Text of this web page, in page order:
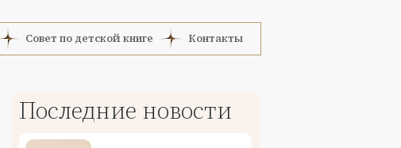
Совет по детской книге Контакты
Последние новости